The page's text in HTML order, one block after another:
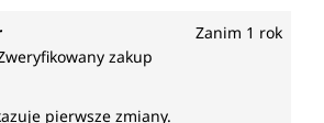
się do prawidłowego
Zanim 1 rok
5 gwiazdek
zakup
pierwsze zmiany.